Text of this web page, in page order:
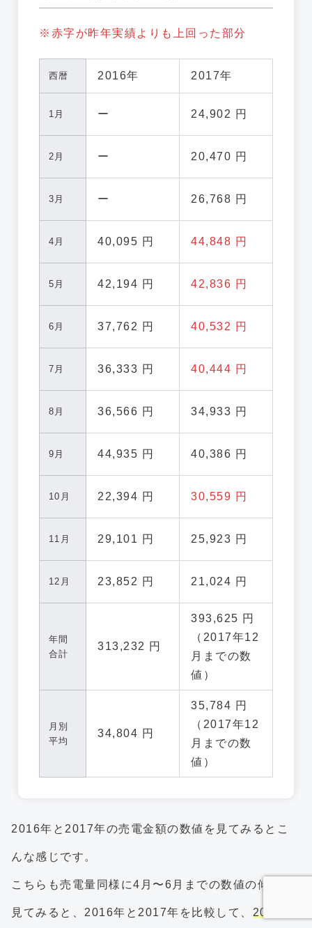
※赤字が昨年実績よりも上回った部分
西暦 2016年 2017年
1月 ー 24,902 円
2月 ー 20,470 円
3月 ー 26,768 円
4月 40,095 円 44,848 円
5月 42,194 円 42,836 円
6月 37,762 円 40,532 円
7月 36,333 円 40,444 円
8月 36,566 円 34,933 円
9月 44,935 円 40,386 円
10月 22,394 円 30,559 円
11月 29,101 円 25,923 円
12月 23,852 円 21,024 円
年間
合計
313,232 円
393,625 円
（2017年12
月までの数
値）
月別
平均
34,804 円
35,784 円
（2017年12
月までの数
値）
2016年と2017年の売電金額の数値を見てみるとこ
んな感じです。
こちらも売電量同様に4月〜6月までの数値の傾向を
見てみると、2016年と2017年を比較して、 2017年